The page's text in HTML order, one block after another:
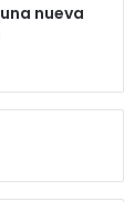
nueva